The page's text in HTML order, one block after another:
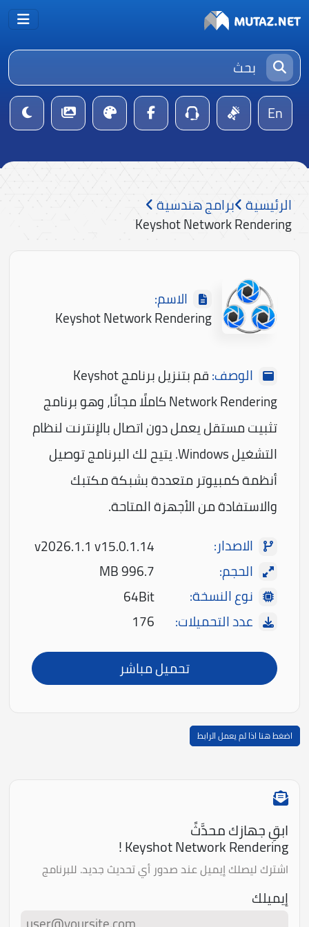
En
الرئيسية برامج هندسية
Keyshot Network Rendering
الاسم:
Keyshot Network Rendering
الوصف:
قم بتنزيل برنامج Keyshot
Network Rendering كاملًا مجانًا، وهو برنامج
تثبيت مستقل يعمل دون اتصال بالإنترنت لنظام
التشغيل Windows. يتيح لك البرنامج توصيل
أنظمة كمبيوتر متعددة بشبكة مكتبك
والاستفادة من الأجهزة المتاحة.
الاصدار:
v2026.1.1 v15.0.1.14
الحجم:
996.7 MB
نوع النسخة:
64Bit
عدد التحميلات:
176
تحميل مباشر
اضغط هنا اذا لم يعمل الرابط
ابقِ جهازك محدَّثً
Keyshot Network Rendering !
اشترك ليصلك إيميل عند صدور أي تحديث جديد. للبرنامج
إيميلك